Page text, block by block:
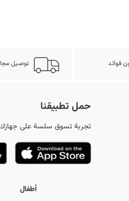
ث فوائد توصيل
حمل تطبيقنا
تجربة تسوق سلسة على
أطفال